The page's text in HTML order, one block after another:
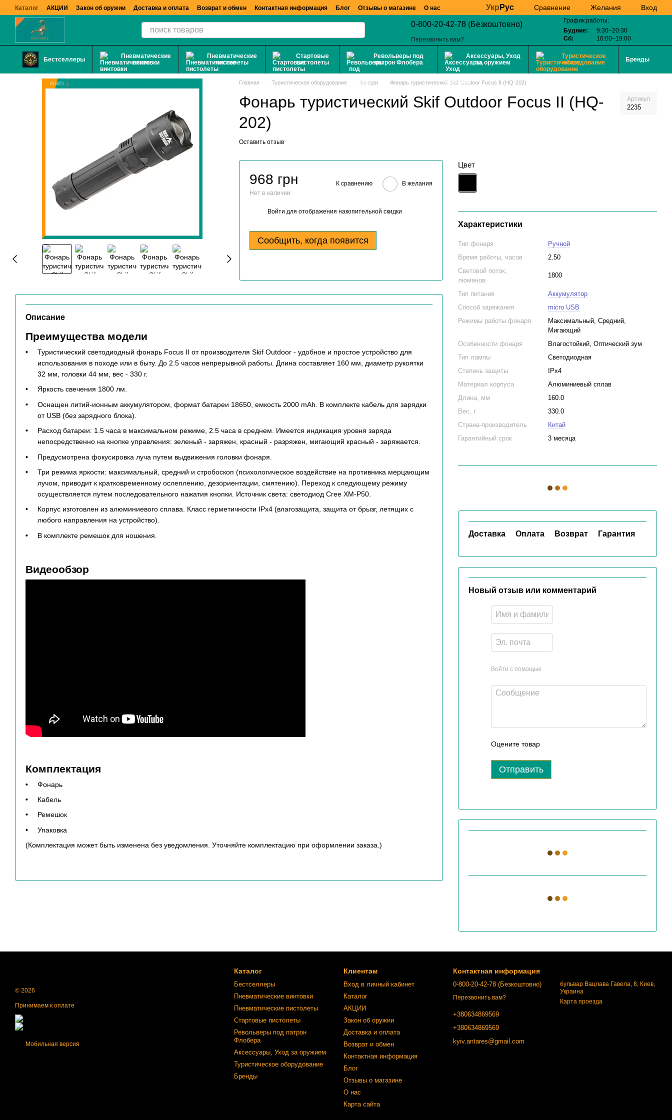
Перейти к основному контенту
Каталог АКЦИИ Закон об оружии Доставка и оплата Возврат и обмен Контактная информация Блог Отзывы о магазине О нас Укр Рус Сравнение Желания Вход
0-800-20-42-78 (Безкоштовно)
Перезвонить вам?
График работы:
Будние:
9:30–20:30
Сб:
10:00–19:00
Бестселлеры
Пневматические
винтовки
Пневматические
пистолеты
Стартовые
пистолеты
Револьверы под
патрон Флобера
Аксессуары, Уход
за оружием
Туристическое
оборудование
Бренды
Главная Туристическое оборудование Фонари Фонарь туристический Skif Outdoor Focus II (HQ-202)
Фонарь туристический Skif Outdoor Focus II (HQ-
202)
Артикул
2235
Оставить отзыв
968 грн
Нет в наличии
К сравнению В желания
Войти для отображения накопительной скидки
Сообщить, когда появится
Цвет
Характеристики
Тип фонаря
Ручной
Время работы, часов
2.50
Световой поток,
люменов
1800
Тип питания
Аккумулятор
Способ заряжания
micro USB
Режимы работы фонаря
Максимальный, Средний,
Мигающий
Особенности фонаря
Влагостойкий, Оптический зум
Тип лампы
Светодиодная
Степень защиты
IPx4
Материал корпуса
Алюминиевый сплав
Длина, мм
160.0
Вес, г
330.0
Страна-производитель
Китай
Гарантийный срок
3 месяца
Доставка Оплата Возврат Гарантия
Новый отзыв или комментарий
Войти с помощью
Оцените товар
Отправить
Описание
Преимущества модели
Туристический светодиодный фонарь Focus II от производителя Skif Outdoor - удобное и простое устройство для
использования в походе или в быту. До 2.5 часов непрерывной работы. Длина составляет 160 мм, диаметр рукоятки
32 мм, головки 44 мм, вес - 330 г.
Яркость свечения 1800 лм.
Оснащен литий-ионным аккумулятором, формат батареи 18650, емкость 2000 mAh. В комплекте кабель для зарядки
от USB (без зарядного блока).
Расход батареи: 1.5 часа в максимальном режиме, 2.5 часа в среднем. Имеется индикация уровня заряда
непосредственно на кнопке управления: зеленый - заряжен, красный - разряжен, мигающий красный - заряжается.
Предусмотрена фокусировка луча путем выдвижения головки фонаря.
Три режима яркости: максимальный, средний и стробоскоп (психологическое воздействие на противника мерцающим
лучом, приводит к кратковременному ослеплению, дезориентации, смятению). Переход к следующему режиму
осуществляется путем последовательного нажатия кнопки. Источник света: светодиод Cree XM-P50.
Корпус изготовлен из алюминиевого сплава. Класс герметичности IPx4 (влагозащита, защита от брызг, летящих с
любого направления на устройство).
В комплекте ремешок для ношения.
Видеообзор
Комплектация
Фонарь
Кабель
Ремешок
Упаковка
(Комплектация может быть изменена без уведомления. Уточняйте комплектацию при оформлении заказа.)
© 2026
Принимаем к оплате
Мобильная версия
Каталог
Бестселлеры
Пневматические винтовки
Пневматические пистолеты
Стартовые пистолеты
Револьверы под патрон
Флобера
Аксессуары, Уход за оружием
Туристическое оборудование
Бренды
Клиентам
Вход в личный кабинет
Каталог
АКЦИИ
Закон об оружии
Доставка и оплата
Возврат и обмен
Контактная информация
Блог
Отзывы о магазине
О нас
Карта сайта
Контактная информация
0-800-20-42-78 (Безкоштовно)
Перезвонить вам?
+380634869569
+380634869569
kyiv.antares@gmail.com
бульвар Вацлава Гавела, 8, Киев,
Украина
Карта проезда